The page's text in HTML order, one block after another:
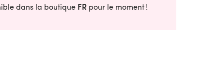
dans la boutique FR pour le moment !